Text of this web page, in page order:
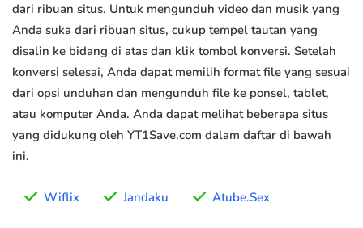
dari ribuan situs. Untuk mengunduh video dan musik yang
Anda suka dari ribuan situs, cukup tempel tautan yang
disalin ke bidang di atas dan klik tombol konversi. Setelah
konversi selesai, Anda dapat memilih format file yang sesuai
dari opsi unduhan dan mengunduh file ke ponsel, tablet,
atau komputer Anda. Anda dapat melihat beberapa situs
yang didukung oleh YT1Save.com dalam daftar di bawah
ini.
Wiflix Jandaku Atube.Sex